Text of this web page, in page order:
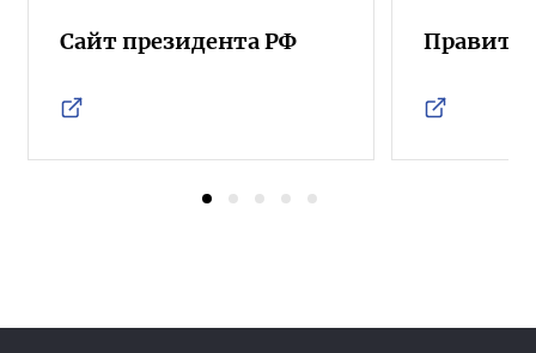
Сайт президента РФ